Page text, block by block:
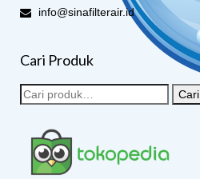
info@sinafilterair.id
Cari Produk
Cari